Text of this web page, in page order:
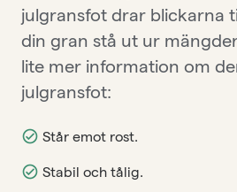
julgransfot drar blickarna
din gran stå ut ur
lite mer information om
julgransfot:
Står emot rost.
Stabil och tålig.